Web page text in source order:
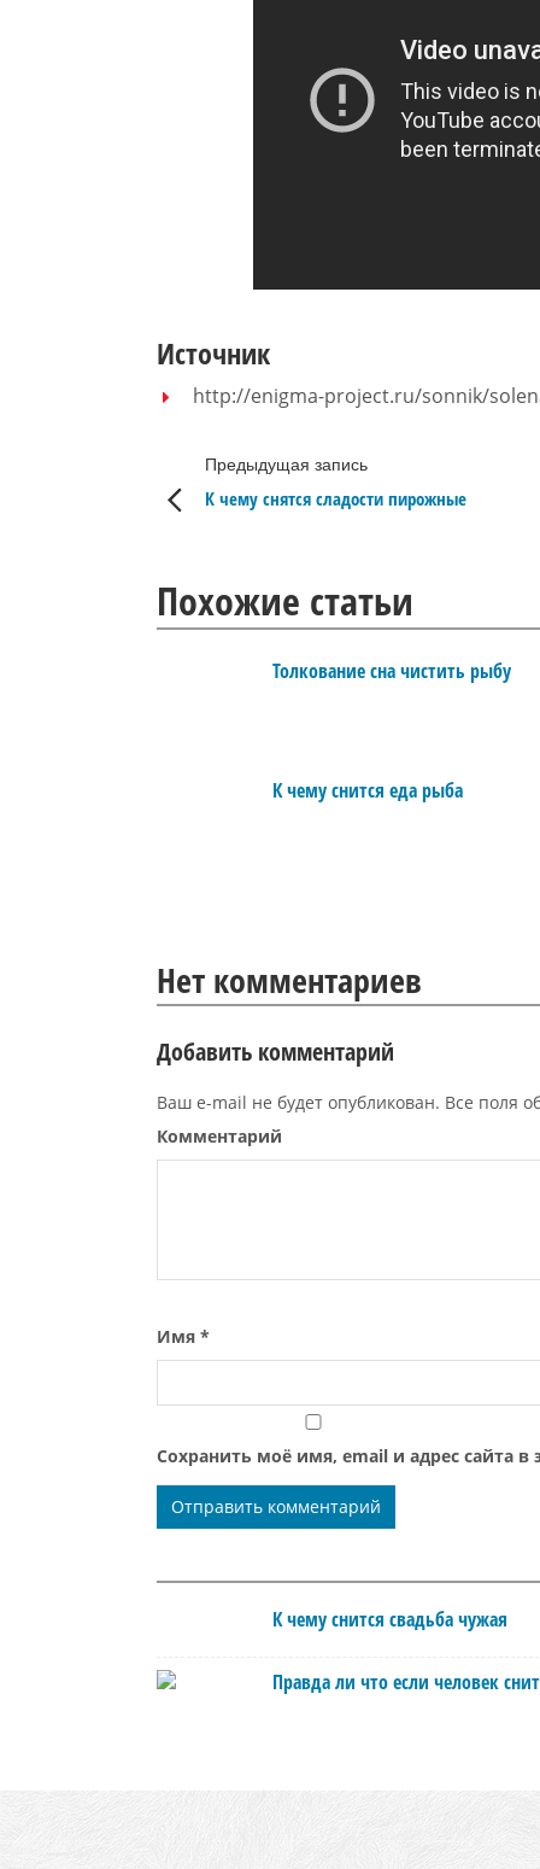
Источник
http://enigma-project.ru/sonnik/
Предыдущая запись
К чему снятся сладости пирожные
Похожие статьи
Толкование сна чистить рыбу
К чему снится еда рыба
Нет комментариев
Добавить комментарий
Ваш e-mail не будет опубликован. Все поля
Комментарий
Имя *
Сохранить моё имя, email и адрес сайта
К чему снится свадьба чужая
Правда ли что если человек